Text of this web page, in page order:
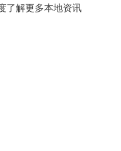
了解更多本地资讯